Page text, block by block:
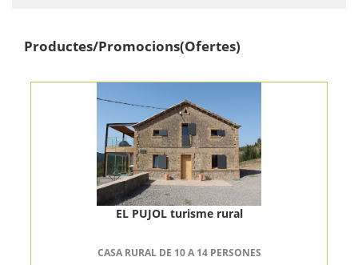
Productes/Promocions(Ofertes)
EL PUJOL turisme rural
CASA RURAL DE 10 A 14 PERSONES